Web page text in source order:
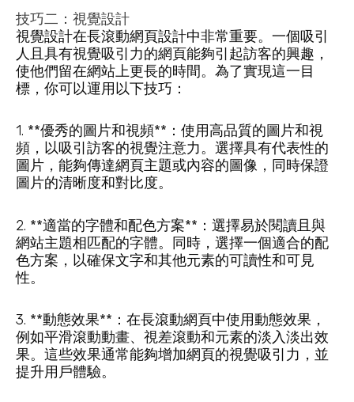
技巧二：視覺設計
視覺設計在長滾動網頁設計中非常重要。一個吸引
人且具有視覺吸引力的網頁能夠引起訪客的興趣，
使他們留在網站上更長的時間。為了實現這一目
標，你可以運用以下技巧：
1. **優秀的圖片和視頻**：使用高品質的圖片和視
頻，以吸引訪客的視覺注意力。選擇具有代表性的
圖片，能夠傳達網頁主題或內容的圖像，同時保證
圖片的清晰度和對比度。
2. **適當的字體和配色方案**：選擇易於閱讀且與
網站主題相匹配的字體。同時，選擇一個適合的配
色方案，以確保文字和其他元素的可讀性和可見
性。
3. **動態效果**：在長滾動網頁中使用動態效果，
例如平滑滾動動畫、視差滾動和元素的淡入淡出效
果。這些效果通常能夠增加網頁的視覺吸引力，並
提升用戶體驗。